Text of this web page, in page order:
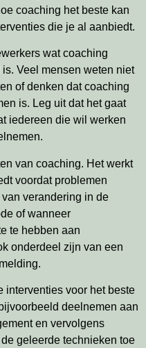
coaching het beste kan
die je al aanbiedt.
wat coaching
Veel mensen weten niet
of denken dat coaching
is. Leg uit dat het gaat
iedereen die wil werken
van coaching. Het werkt
voordat problemen
verandering in de
of wanneer
te hebben aan
onderdeel zijn van een
interventies voor het beste
deelnemen aan
en vervolgens
geleerde technieken toe